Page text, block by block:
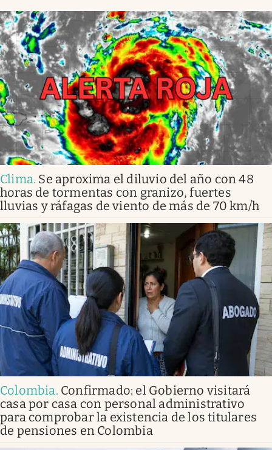
Clima. Se aproxima el diluvio del año con 48
horas de tormentas con granizo, fuertes
lluvias y ráfagas de viento de más de 70 km/h
Colombia. Confirmado: el Gobierno visitará
casa por casa con personal administrativo
para comprobar la existencia de los titulares
de pensiones en Colombia